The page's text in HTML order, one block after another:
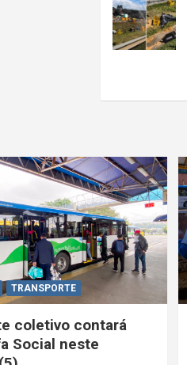
TRANSPORTE
coletivo contará
Social neste